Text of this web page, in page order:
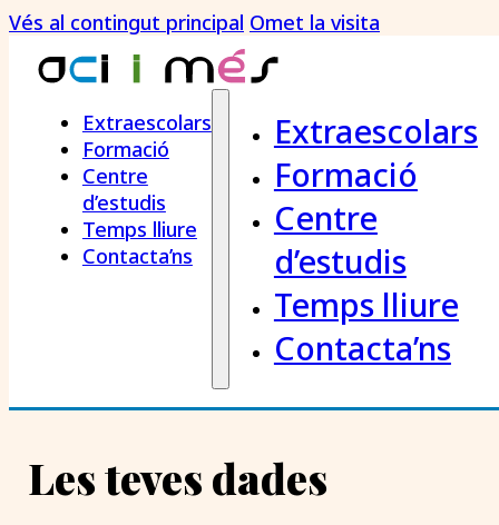
Vés al contingut principal Omet la visita
Extraescolars
Formació
Centre
d’estudis
Temps lliure
Contacta’ns
Extraescolars
Formació
Centre
d’estudis
Temps lliure
Contacta’ns
Les teves dades